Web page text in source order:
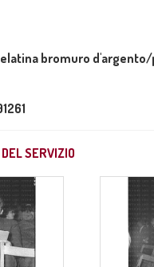
bromuro
SERVIZIO